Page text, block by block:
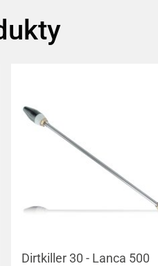
Dirtkiller 30 - Lanca 500